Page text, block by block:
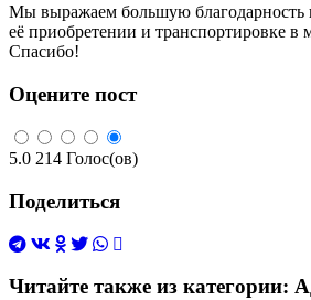
Мы выражаем большую благодарность
её приобретении и транспортировке в
Спасибо!
Оцените пост
5.0 214 Голос(ов)
Поделиться
Читайте также из категории: